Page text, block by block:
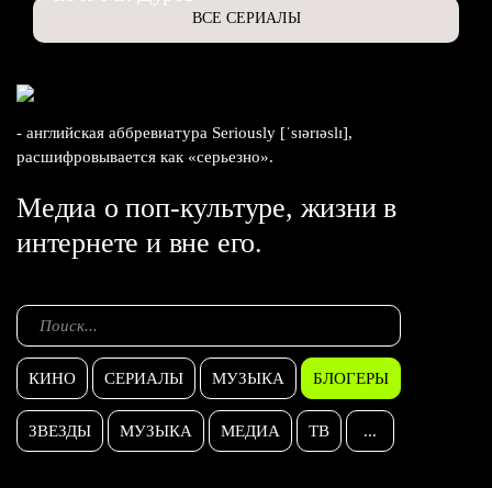
ВСЕ СЕРИАЛЫ
- английская аббревиатура Seriously [ˈsɪərɪəslɪ],
расшифровывается как «серьезно».
Медиа о поп-культуре, жизни в
интернете и вне его.
КИНО СЕРИАЛЫ МУЗЫКА БЛОГЕРЫ
ЗВЕЗДЫ МУЗЫКА МЕДИА ТВ ...